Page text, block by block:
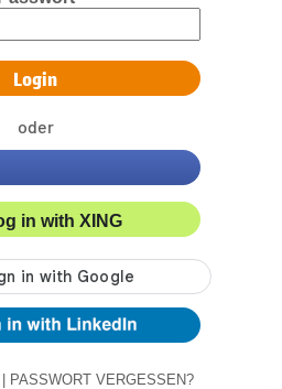
oder
in with XING
| PASSWORT VERGESSEN?